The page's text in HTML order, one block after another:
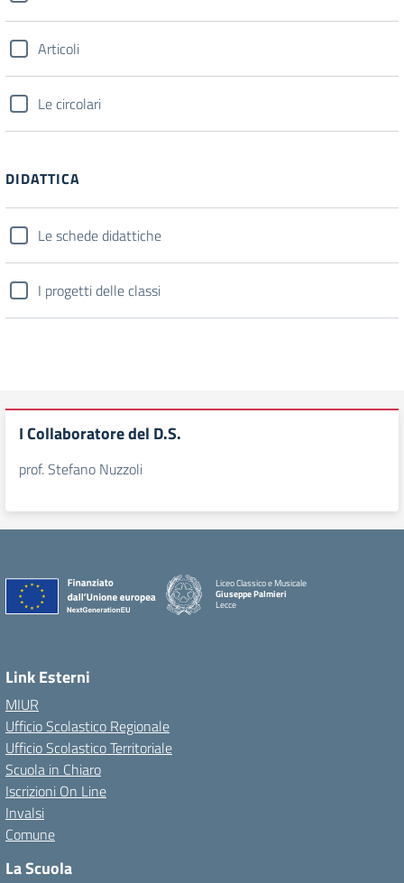
Articoli
Le circolari
DIDATTICA
Le schede didattiche
I progetti delle classi
I Collaboratore del D.S.
prof. Stefano Nuzzoli
Liceo Classico e Musicale
Giuseppe Palmieri
Lecce
Link Esterni
MIUR
Ufficio Scolastico Regionale
Ufficio Scolastico Territoriale
Scuola in Chiaro
Iscrizioni On Line
Invalsi
Comune
La Scuola